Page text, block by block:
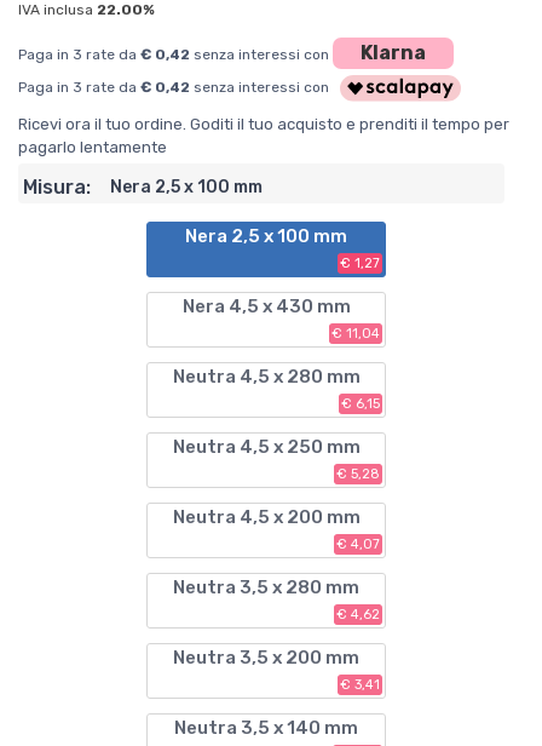
IVA inclusa 22.00%
Paga in 3 rate da € 0,42 senza interessi con Klarna
Paga in 3 rate da € 0,42 senza interessi con
Ricevi ora il tuo ordine. Goditi il tuo acquisto e prenditi il tempo per
pagarlo lentamente
Misura: Nera 2,5 x 100 mm
Nera 2,5 x 100 mm
€ 1,27
Nera 4,5 x 430 mm
€ 11,04
Neutra 4,5 x 280 mm
€ 6,15
Neutra 4,5 x 250 mm
€ 5,28
Neutra 4,5 x 200 mm
€ 4,07
Neutra 3,5 x 280 mm
€ 4,62
Neutra 3,5 x 200 mm
€ 3,41
Neutra 3,5 x 140 mm